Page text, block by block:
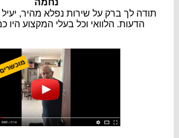
תודה לך ברק על שירות נפלא מהיר, יעיל
הדעות. הלוואי וכל בעלי המקצוע היו